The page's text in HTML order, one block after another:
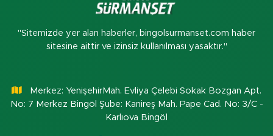
"Sitemizde yer alan haberler, bingolsurmanset.com haber
sitesine aittir ve izinsiz kullanılması yasaktır."
Merkez: YenişehirMah. Evliya Çelebi Sokak Bozgan Apt.
No: 7 Merkez Bingöl Şube: Kanireş Mah. Pape Cad. No: 3/C -
Karlıova Bingöl